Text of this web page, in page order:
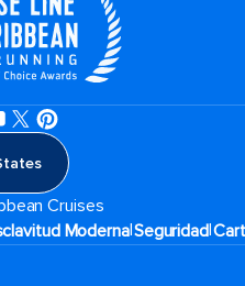
Cruises
Moderna|Seguridad|